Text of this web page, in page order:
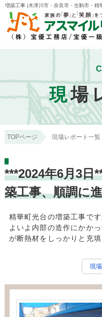
増築工事 |木津川市・奈良市・生駒市・精
イルリフォーム
現場
TOPページ 現場レポート一覧
***2024年6月3
築工事、順調に
精華町光台の増築工事で
よいよ内部の造作にかか
が断熱材をしっかりと充填
現